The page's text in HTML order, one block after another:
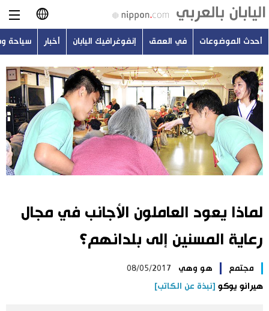
日本語
English
简体字
繁體字
Français
أحدث الموضوعات
في العمق
أخبار
اليابان في فيديو
أحدث الموضوعات في العمق إنفوغرافيك اليابان أخبار سياحة
لماذا يعود العاملون الأجانب في مجال
رعاية المسنين إلى بلدانهم؟
مجتمع هو وهي
08/05/2017
هيرانو يوكو [نبذة عن الكاتب]